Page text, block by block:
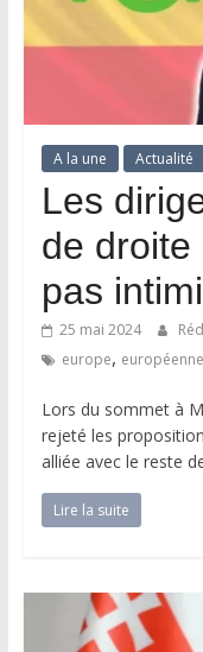
A la une Actualité
Les
de droite
pas
25 mai 2024
europe,
Lors du sommet à
rejeté les
alliée avec le reste
Lire la suite